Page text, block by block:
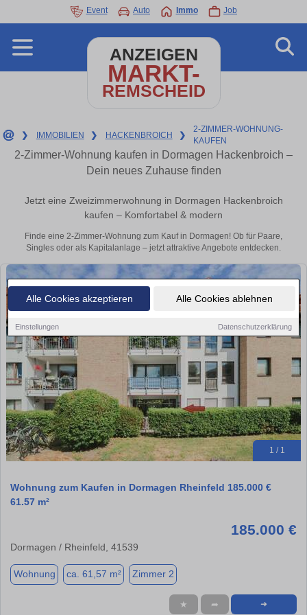
Alle Cookies akzeptieren Alle Cookies ablehnen
Einstellungen Datenschutzerklärung
Event Auto Immo Job
ANZEIGEN
MARKT-
REMSCHEID
❯ IMMOBILIEN ❯ HACKENBROICH ❯
2-ZIMMER-WOHNUNG-
KAUFEN
2-Zimmer-Wohnung kaufen in Dormagen Hackenbroich –
Dein neues Zuhause finden
Jetzt eine Zweizimmerwohnung in Dormagen Hackenbroich
kaufen – Komfortabel & modern
Finde eine 2-Zimmer-Wohnung zum Kauf in Dormagen! Ob für Paare,
Singles oder als Kapitalanlage – jetzt attraktive Angebote entdecken.
1 / 1
Wohnung zum Kaufen in Dormagen Rheinfeld 185.000 €
61.57 m²
185.000 €
Dormagen / Rheinfeld, 41539
Wohnung ca. 61,57 m² Zimmer 2
★ ➦ ➜